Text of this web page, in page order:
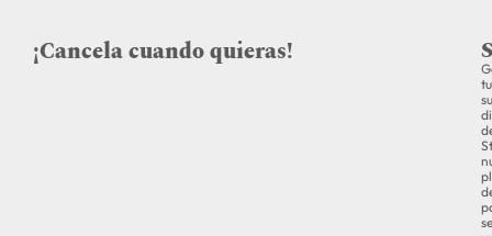
¡Cancela cuando quieras!
tu